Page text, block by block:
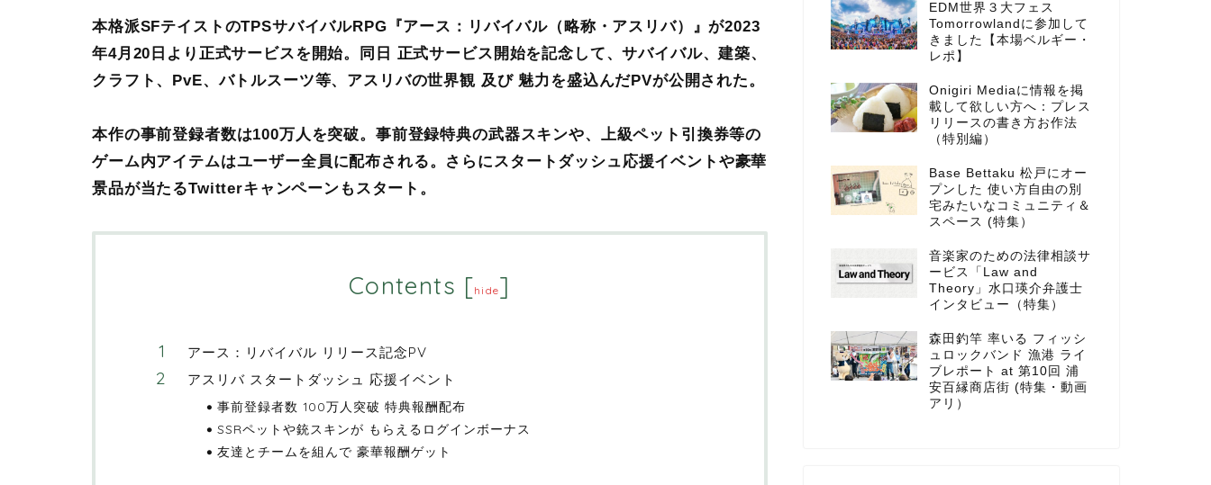
本格派SFテイストのTPSサバイバルRPG『アース：リバイバル（略称・アスリバ）』が2023
年4月20日より正式サービスを開始。同日 正式サービス開始を記念して、サバイバル、建築、
クラフト、PvE、バトルスーツ等、アスリバの世界観 及び 魅力を盛込んだPVが公開された。
本作の事前登録者数は100万人を突破。事前登録特典の武器スキンや、上級ペット引換券等の
ゲーム内アイテムはユーザー全員に配布される。さらにスタートダッシュ応援イベントや豪華
景品が当たるTwitterキャンペーンもスタート。
Contents [hide]
アース：リバイバル リリース記念PV
アスリバ スタートダッシュ 応援イベント
事前登録者数 100万人突破 特典報酬配布
SSRペットや銃スキンが もらえるログインボーナス
友達とチームを組んで 豪華報酬ゲット
EDM世界３大フェス
Tomorrowlandに参加して
きました【本場ベルギー・
レポ】
Onigiri Mediaに情報を掲
載して欲しい方へ：プレス
リリースの書き方お作法
（特別編）
Base Bettaku 松戸にオー
プンした 使い方自由の別
宅みたいなコミュニティ＆
スペース (特集）
音楽家のための法律相談サ
ービス「Law and
Theory」水口瑛介弁護士
インタビュー（特集）
森田釣竿 率いる フィッシ
ュロックバンド 漁港 ライ
ブレポート at 第10回 浦
安百縁商店街 (特集・動画
アリ）